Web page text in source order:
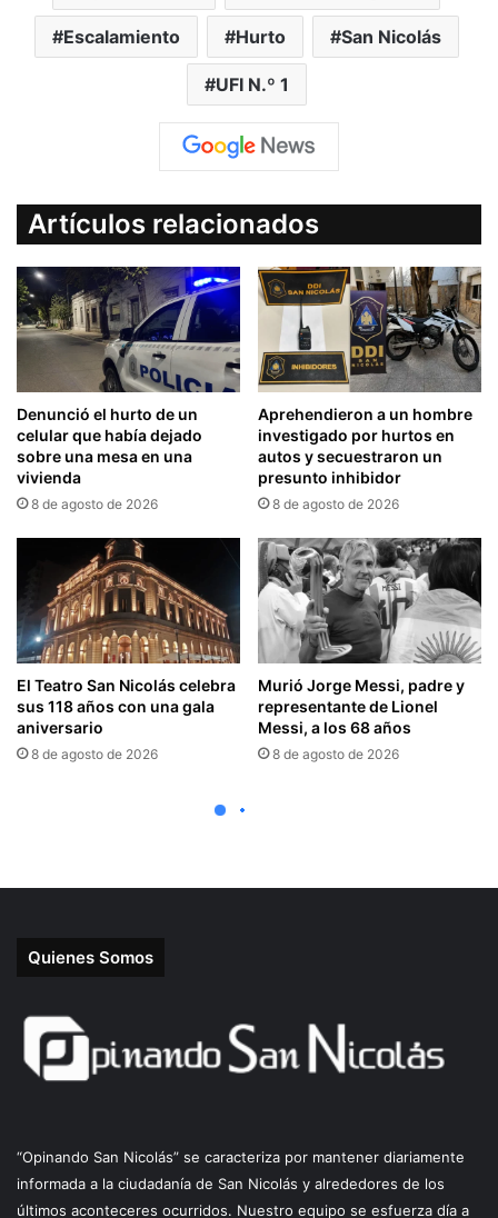
Quienes Somos
“Opinando San Nicolás” se caracteriza por mantener diariamente
informada a la ciudadanía de San Nicolás y alrededores de los
últimos aconteceres ocurridos. Nuestro equipo se esfuerza día a